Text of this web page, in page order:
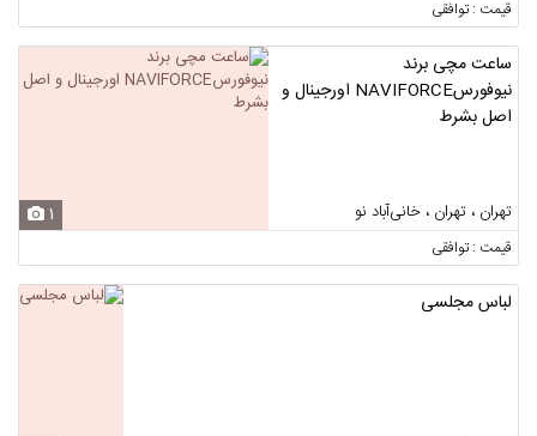
قیمت : توافقی
ساعت مچی برند
نیوفورسNAVIFORCE اورجینال و
اصل بشرط
تهران ، تهران ، خانی‌آباد نو 1
قیمت : توافقی
لباس مجلسی